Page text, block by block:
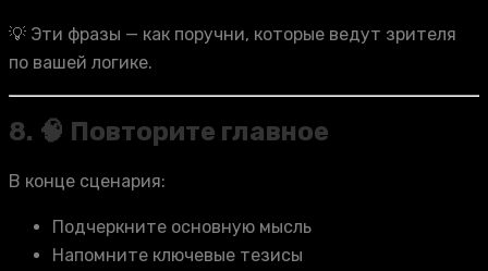
💡 Эти фразы — как поручни, которые ведут зрителя
по вашей логике.
8. 🧠 Повторите главное
В конце сценария:
Подчеркните основную мысль
Напомните ключевые тезисы